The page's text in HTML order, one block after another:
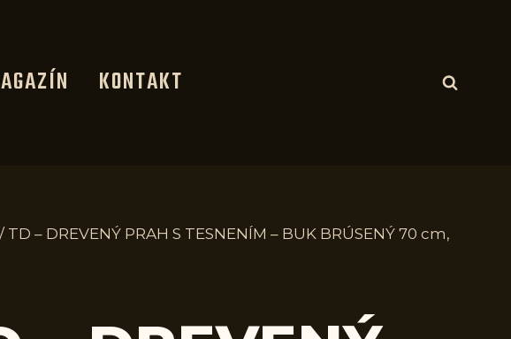
KONTAKT
/ TD – DREVENÝ PRAH S TESNENÍM – BUK BRÚSENÝ 70 cm,